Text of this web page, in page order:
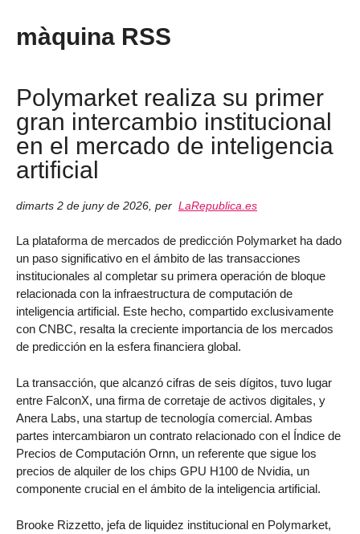
màquina RSS
Polymarket realiza su primer
gran intercambio institucional
en el mercado de inteligencia
artificial
dimarts 2 de juny de 2026 per LaRepublica.es
La plataforma de mercados de predicción Polymarket ha dado
un paso significativo en el ámbito de las transacciones
institucionales al completar su primera operación de bloque
relacionada con la infraestructura de computación de
inteligencia artificial. Este hecho, compartido exclusivamente
con CNBC, resalta la creciente importancia de los mercados
de predicción en la esfera financiera global.
La transacción, que alcanzó cifras de seis dígitos, tuvo lugar
entre FalconX, una firma de corretaje de activos digitales, y
Anera Labs, una startup de tecnología comercial. Ambas
partes intercambiaron un contrato relacionado con el Índice de
Precios de Computación Ornn, un referente que sigue los
precios de alquiler de los chips GPU H100 de Nvidia, un
componente crucial en el ámbito de la inteligencia artificial.
Brooke Rizzetto, jefa de liquidez institucional en Polymarket,